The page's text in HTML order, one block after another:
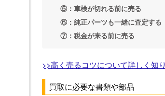
⑤：車検が切れる前に売る
⑥：純正パーツも一緒に査定する
⑦：税金が来る前に売る
>>高く売るコツについて詳しく知
買取に必要な書類や部品